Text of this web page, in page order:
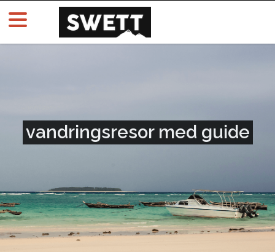
vandringsresor med guide